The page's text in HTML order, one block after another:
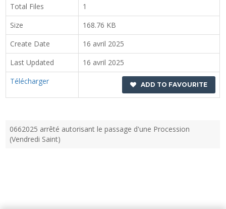
Total Files
1
Size
168.76 KB
Create Date
16 avril 2025
Last Updated
16 avril 2025
Télécharger
ADD TO FAVOURITE
0662025 arrêté autorisant le passage d'une Procession
(Vendredi Saint)